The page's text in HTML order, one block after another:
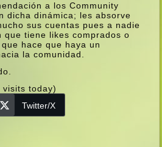
a los Community
dicha dinámica; les absorve
sus cuentas pues a nadie
que tiene likes comprados o
hace que haya un
la comunidad.
today)
Twitter/X